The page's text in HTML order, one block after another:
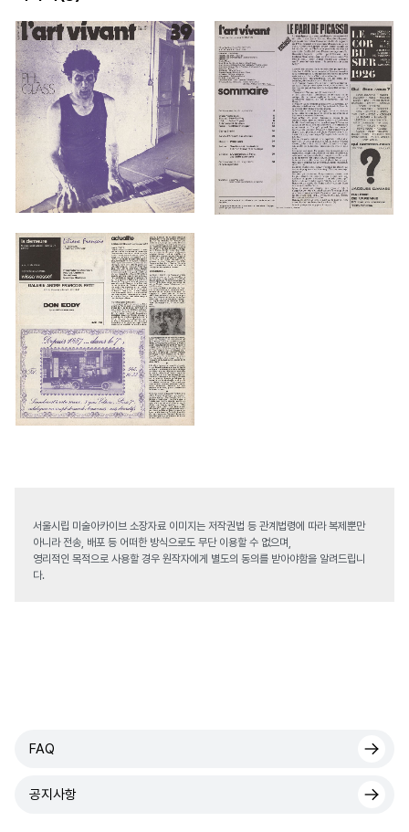
서울시립 미술아카이브 소장자료 이미지는 저작권법 등 관계법령에 따라 복제뿐만
아니라 전송, 배포 등 어떠한 방식으로도 무단 이용할 수 없으며,
영리적인 목적으로 사용할 경우 원작자에게 별도의 동의를 받아야함을 알려드립니
다.
FAQ
공지사항